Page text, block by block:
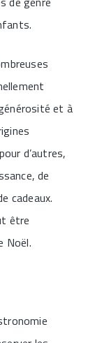
et à
d’autres,
de
cadeaux.
être
Noël.